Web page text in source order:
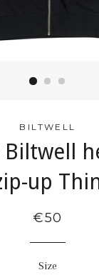
BILTWELL
up
€50
Size